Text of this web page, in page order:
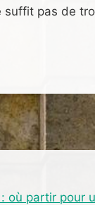
suffit pas de
où partir pour